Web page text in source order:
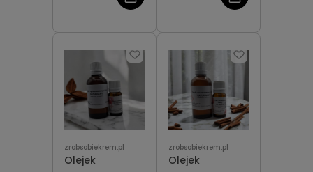
zrobsobiekrem.pl
Olejek
zrobsobiekrem.pl
Olejek